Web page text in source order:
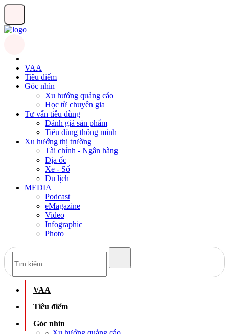
VAA
Tiêu điểm
Góc nhìn
Xu hướng quảng cáo
Học từ chuyên gia
Tư vấn tiêu dùng
Đánh giá sản phẩm
Tiêu dùng thông minh
Xu hướng thị trường
Tài chính - Ngân hàng
Địa ốc
Xe - Số
Du lịch
MEDIA
Podcast
eMagazine
Video
Infographic
Photo
VAA
Tiêu điểm
Góc nhìn